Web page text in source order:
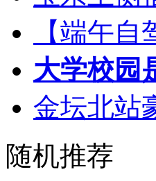
【端午
大学校园
金坛北站
随机推荐